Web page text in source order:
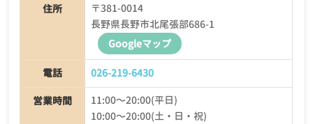
住所
〒381-0014
長野県長野市北尾張部686-1
Googleマップ
電話
026-219-6430
営業時間
11:00〜20:00(平日)
10:00〜20:00(土・日・祝)